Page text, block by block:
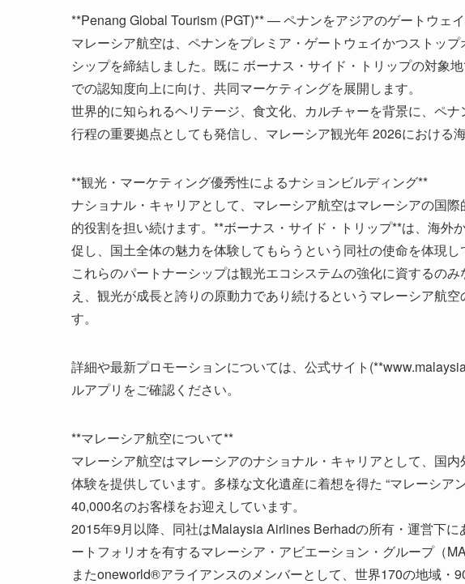
**Penang Global Tourism (PGT)** — ペナンをアジアのゲートウェ
マレーシア航空は、ペナンをプレミア・ゲートウェイかつストッ
シップを締結しました。既に ボーナス・サイド・トリップの対象
での認知度向上に向け、共同マーケティングを展開します。
世界的に知られるヘリテージ、食文化、カルチャーを背景に、ペ
行程の重要拠点としても発信し、マレーシア観光年 2026における
**観光・マーケティング優秀性によるナションビルディング**
ナショナル・キャリアとして、マレーシア航空はマレーシアの国
的役割を担い続けます。**ボーナス・サイド・トリップ**は、海外
促し、国土全体の魅力を体験してもらうという同社の使命を体現し
これらのパートナーシップは観光エコシステムの強化に資するの
え、観光が成長と誇りの原動力であり続けるというマレーシア航
す。
詳細や最新プロモーションについては、公式サイト
ルアプリをご確認ください。
**マレーシア航空について**
マレーシア航空はマレーシアのナショナル・キャリアとして、国
体験を提供しています。多様な文化遺産に着想を得た “マレーシア
40,000名のお客様をお迎えしています。
2015年9月以降、同社はMalaysia Airlines Berhadの所有・運営下
ートフォリオを有するマレーシア・アビエーション・グループ（
またoneworld®アライアンスのメンバーとして、世界170の地域・